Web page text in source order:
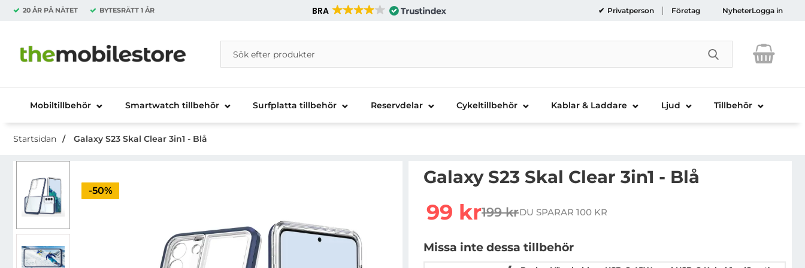
20 ÅR PÅ NÄTET BYTESRÄTT 1 ÅR BRA Privatperson Företag NyheterLogga in
Startsidan för Danira Telecom AB
Sök
Sök på Danira Telecom AB
Genomför
Mobiltillbehör Smartwatch tillbehör Surfplatta tillbehör Reservdelar Cykeltillbehör Kablar & Laddare Ljud Tillbehör
Startsidan Galaxy S23 Skal Clear 3in1 - Blå
Priset är nedsatt med
-50%
Galaxy S23 Skal Clear 3in1 - Blå
rea pris
99 krtidigare pris
199 krDU SPARAR 100 KR
Missa inte dessa tillbehör